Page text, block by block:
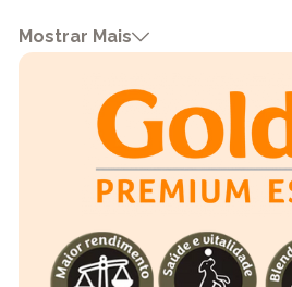
problemas comuns em
nutrição e qualidade de vida. Ao
Mostrar Mais